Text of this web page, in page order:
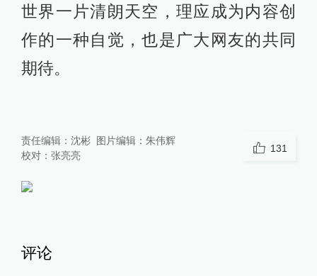
世界一片清朗天空，理应成为内容创
作的一种自觉，也是广大网友的共同
期待。
责任编辑： 沈彬 图片编辑： 朱伟辉
校对： 张亮亮
131
评论